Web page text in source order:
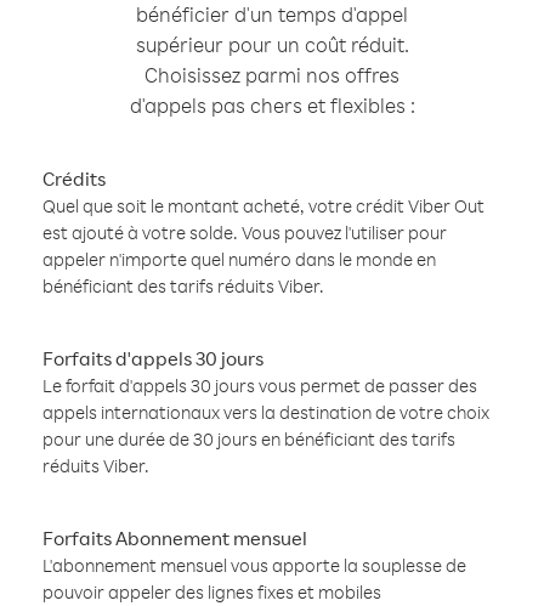
bénéficier d'un temps d'appel
supérieur pour un coût réduit.
Choisissez parmi nos offres
d'appels pas chers et flexibles :
Crédits
Quel que soit le montant acheté, votre crédit Viber Out
est ajouté à votre solde. Vous pouvez l'utiliser pour
appeler n'importe quel numéro dans le monde en
bénéficiant des tarifs réduits Viber.
Forfaits d'appels 30 jours
Le forfait d'appels 30 jours vous permet de passer des
appels internationaux vers la destination de votre choix
pour une durée de 30 jours en bénéficiant des tarifs
réduits Viber.
Forfaits Abonnement mensuel
L'abonnement mensuel vous apporte la souplesse de
pouvoir appeler des lignes fixes et mobiles